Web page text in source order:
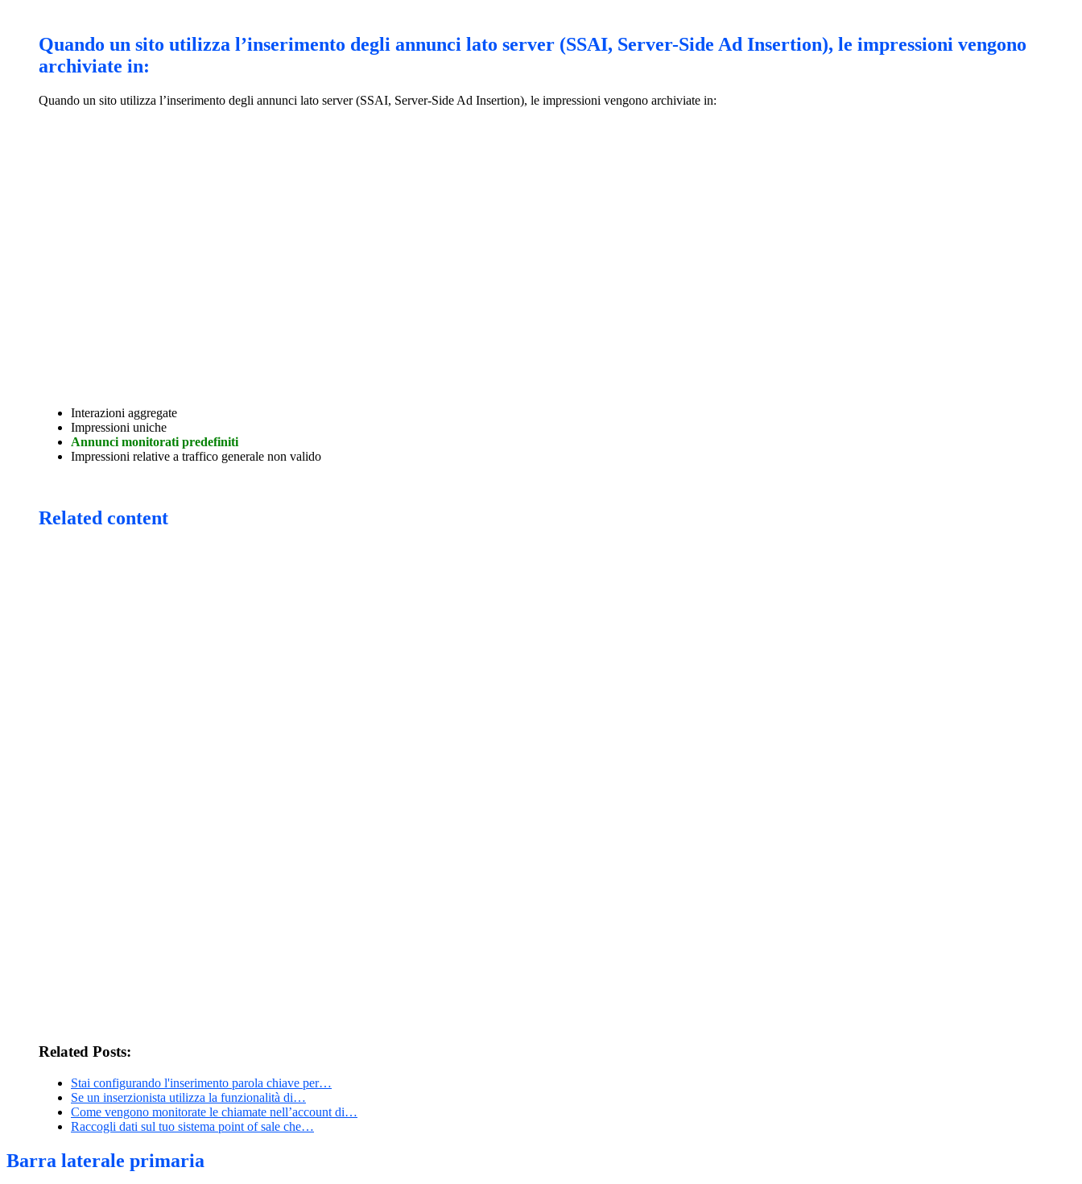
Quando un sito utilizza l’inserimento degli annunci lato server (SSAI, Server-Side Ad Insertion), le impressioni vengono
archiviate in:
Quando un sito utilizza l’inserimento degli annunci lato server (SSAI, Server-Side Ad Insertion), le impressioni vengono archiviate in:
Interazioni aggregate
Impressioni uniche
Annunci monitorati predefiniti
Impressioni relative a traffico generale non valido
Related content
Related Posts:
Stai configurando l'inserimento parola chiave per…
Se un inserzionista utilizza la funzionalità di…
Come vengono monitorate le chiamate nell’account di…
Raccogli dati sul tuo sistema point of sale che…
Barra laterale primaria